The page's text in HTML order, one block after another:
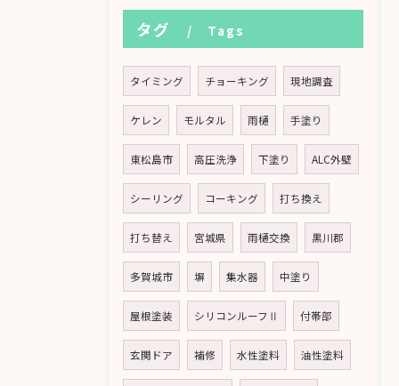
タグ Tags
タイミング チョーキング 現地調査
ケレン モルタル 雨樋 手塗り
東松島市 高圧洗浄 下塗り ALC外壁
シーリング コーキング 打ち換え
打ち替え 宮城県 雨樋交換 黒川郡
多賀城市 塀 集水器 中塗り
屋根塗装 シリコンルーフⅡ 付帯部
玄関ドア 補修 水性塗料 油性塗料